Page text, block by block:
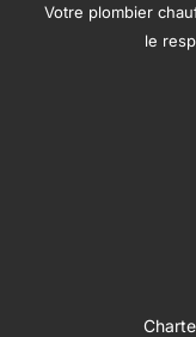
Votre plombier
le